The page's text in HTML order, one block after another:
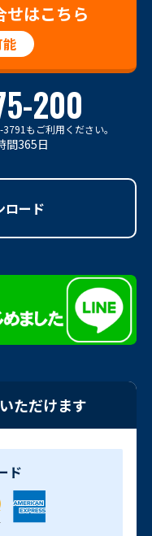
せはこちら
200
もご利用ください。
間365日
ロード
ただけます
ド